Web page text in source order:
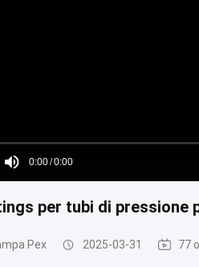
Mute
Time
0:00/0:00
per tubi di
Pex 2025-03-31 77